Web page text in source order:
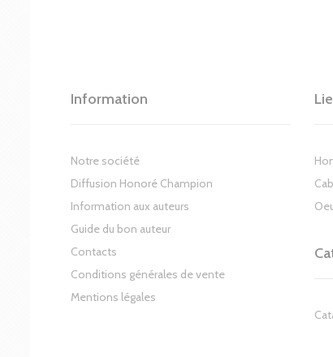
Information
Notre société
Diffusion Honoré Champion
Information aux auteurs
Guide du bon auteur
Contacts
Conditions générales de vente
Mentions légales